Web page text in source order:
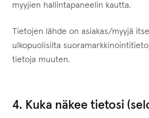
myyjien hallintapaneelin kautta.
Tietojen lähde on asiakas/myyjä
ulkopuolisilta
tietoja muuten.
4. Kuka näkee tietosi